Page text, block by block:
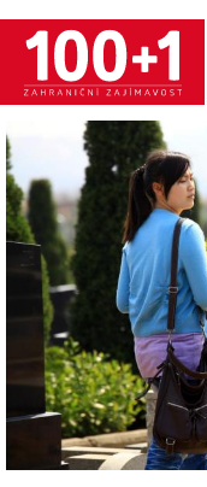
Přejít
hlavnímu
obsahu
Image